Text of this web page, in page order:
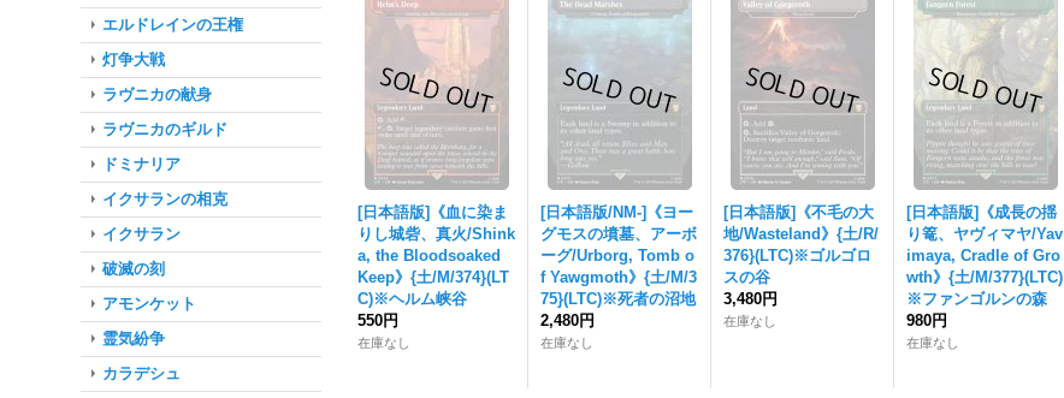
エルドレインの王権
灯争大戦
ラヴニカの献身
ラヴニカのギルド
ドミナリア
イクサランの相克
イクサラン
破滅の刻
アモンケット
霊気紛争
カラデシュ
[日本語版]《血に染ま
りし城砦、真火/Shink
a, the Bloodsoaked
Keep》{土/M/374}(LT
C)※ヘルム峡谷
550円
在庫なし
[日本語版/NM-]《ヨー
グモスの墳墓、アーボ
ーグ/Urborg, Tomb o
f Yawgmoth》{土/M/3
75}(LTC)※死者の沼地
2,480円
在庫なし
[日本語版]《不毛の大
地/Wasteland》{土/R/
376}(LTC)※ゴルゴロ
スの谷
3,480円
在庫なし
[日本語版]《成長の揺
り篭、ヤヴィマヤ/Yav
imaya, Cradle of Gro
wth》{土/M/377}(LTC)
※ファンゴルンの森
980円
在庫なし